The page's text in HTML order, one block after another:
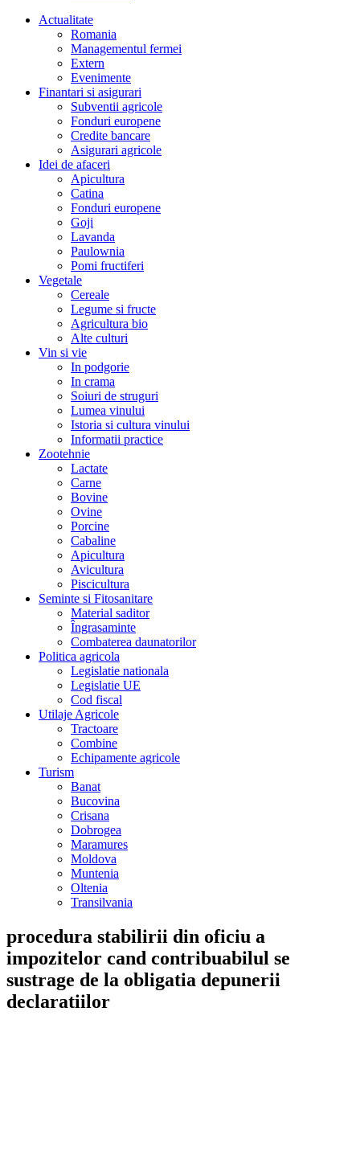
Actualitate
Romania
Managementul fermei
Extern
Evenimente
Finantari si asigurari
Subventii agricole
Fonduri europene
Credite bancare
Asigurari agricole
Idei de afaceri
Apicultura
Catina
Fonduri europene
Goji
Lavanda
Paulownia
Pomi fructiferi
Vegetale
Cereale
Legume si fructe
Agricultura bio
Alte culturi
Vin si vie
In podgorie
In crama
Soiuri de struguri
Lumea vinului
Istoria si cultura vinului
Informatii practice
Zootehnie
Lactate
Carne
Bovine
Ovine
Porcine
Cabaline
Apicultura
Avicultura
Piscicultura
Seminte si Fitosanitare
Material saditor
Îngrasaminte
Combaterea daunatorilor
Politica agricola
Legislatie nationala
Legislatie UE
Cod fiscal
Utilaje Agricole
Tractoare
Combine
Echipamente agricole
Turism
Banat
Bucovina
Crisana
Dobrogea
Maramures
Moldova
Muntenia
Oltenia
Transilvania
procedura stabilirii din oficiu a
impozitelor cand contribuabilul se
sustrage de la obligatia depunerii
declaratiilor